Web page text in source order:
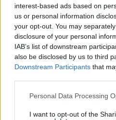
interest-based ads based on
us or personal information
your opt-out. You may
disclosure of your personal
IAB’s list of downstream
also be disclosed by us to third
Downstream Participants that
Please note that this website/
not limited to your visit or usage
Personal Data Processing
I want to opt-out of the